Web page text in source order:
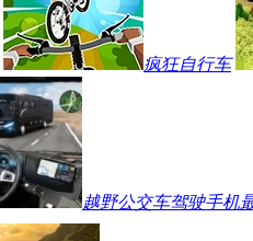
疯狂自行车
越野公交车驾驶手机